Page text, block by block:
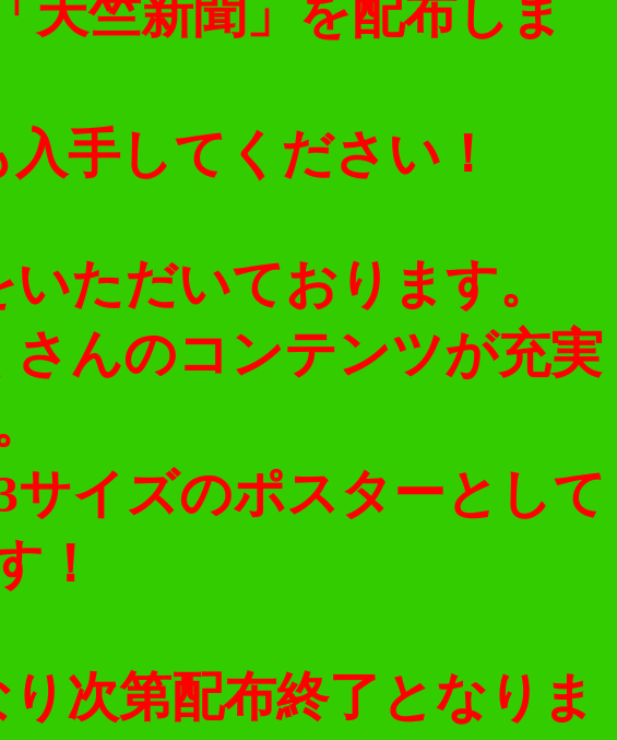
天竺新聞」を配布しま
手してください！
ただいております。
んのコンテンツが充実
イズのポスターとして
！
次第配布終了となりま